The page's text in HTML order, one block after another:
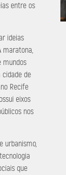
entre os
ideias
maratona,
mundos
cidade de
Recife
eixos
nos
urbanismo,
que